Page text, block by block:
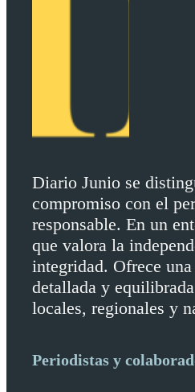
Diario Junio se
compromiso con el
responsable. En un
que valora la
integridad. Ofrece
detallada y
locales, regionales y
Periodistas y